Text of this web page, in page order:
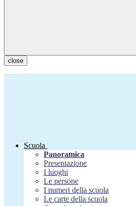
close
Scuola
Panoramica
Presentazione
I luoghi
Le persone
I numeri della scuola
Le carte della scuola